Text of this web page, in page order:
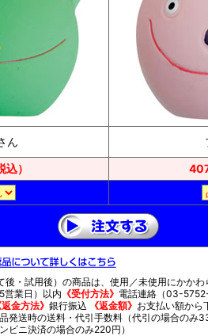
ん
）
・試用後）の商品は、使用／未使用にかかわ
営業日）以内 《受付方法》 電話連絡（03-
返金方法》 銀行振込 《返金額》 お支払い額から
発送時の送料・代引手数料（代引の場合のみ
ビニ決済の場合のみ220円）